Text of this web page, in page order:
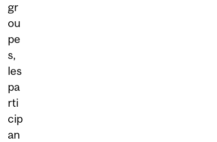
gr
ou
pe
s,
les
pa
rti
cip
an